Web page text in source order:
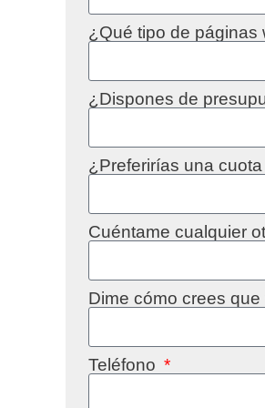
¿Qué tipo de páginas
¿Dispones de
¿Preferirías una
Cuéntame cualquier
Dime cómo crees
Teléfono